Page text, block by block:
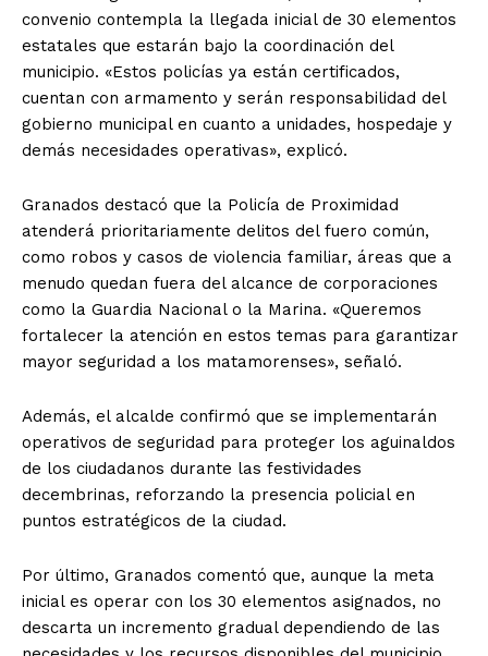
convenio contempla la llegada inicial de 30 elementos
estatales que estarán bajo la coordinación del
municipio. «Estos policías ya están certificados,
cuentan con armamento y serán responsabilidad del
gobierno municipal en cuanto a unidades, hospedaje y
demás necesidades operativas», explicó.
Granados destacó que la Policía de Proximidad
atenderá prioritariamente delitos del fuero común,
como robos y casos de violencia familiar, áreas que a
menudo quedan fuera del alcance de corporaciones
como la Guardia Nacional o la Marina. «Queremos
fortalecer la atención en estos temas para garantizar
mayor seguridad a los matamorenses», señaló.
Además, el alcalde confirmó que se implementarán
operativos de seguridad para proteger los aguinaldos
de los ciudadanos durante las festividades
decembrinas, reforzando la presencia policial en
puntos estratégicos de la ciudad.
Por último, Granados comentó que, aunque la meta
inicial es operar con los 30 elementos asignados, no
descarta un incremento gradual dependiendo de las